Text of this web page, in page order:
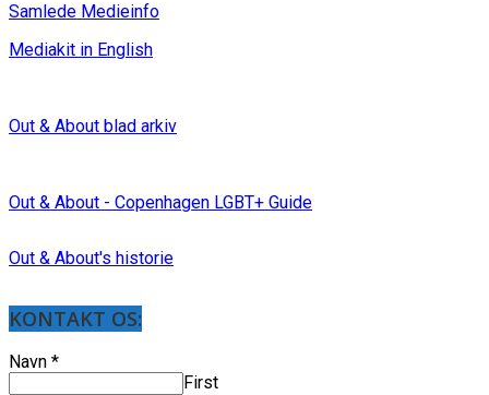
Samlede Medieinfo
Mediakit in English
Out & About blad arkiv
Out & About - Copenhagen LGBT+ Guide
Out & About's historie
KONTAKT OS:
Navn *
First